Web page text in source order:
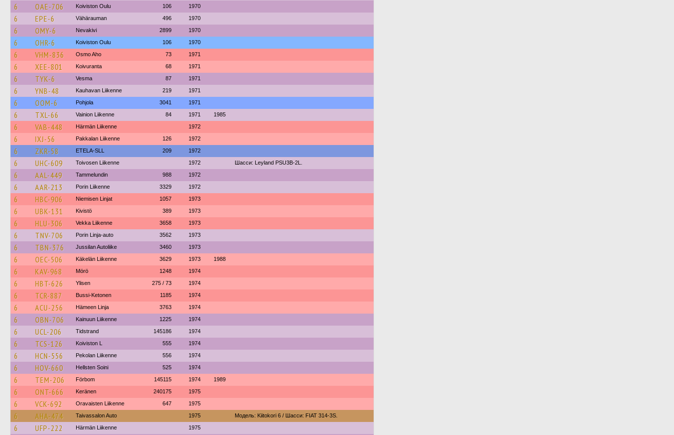
6 OAE-706 Koiviston Oulu 106 1970
6 EPE-6 Vähärauman 496 1970
6 OMY-6 Nevakivi 2899 1970
6 OHR-6 Koiviston Oulu 106 1970
6 VHM-836 Osmo Aho 73 1971
6 XEE-801 Koivuranta 68 1971
6 TYK-6 Vesma 87 1971
6 YNB-48 Kauhavan Liikenne 219 1971
6 OOM-6 Pohjola 3041 1971
6 TXL-66 Vainion Liikenne 84 1971 1985
6 VAB-448 Härmän Liikenne 1972
6 IXJ-56 Pakkalan Liikenne 126 1972
6 ZKR-58 ETELA-SLL 209 1972
6 UHC-609 Toivosen Liikenne 1972 Шасси: Leyland PSU3B-2L.
6 AAL-449 Tammelundin 988 1972
6 AAR-213 Porin Liikenne 3329 1972
6 HBC-906 Niemisen Linjat 1057 1973
6 UBK-131 Kivistö 389 1973
6 HLU-306 Vekka Liikenne 3658 1973
6 TNV-706 Porin Linja-auto 3562 1973
6 TBN-376 Jussilan Autoliike 3460 1973
6 OEC-506 Käkelän Liikenne 3629 1973 1988
6 KAV-968 Mörö 1248 1974
6 HBT-626 Ylisen 275 / 73 1974
6 TCR-887 Bussi-Ketonen 1185 1974
6 ACU-256 Hämeen Linja 3763 1974
6 OBN-706 Kainuun Liikenne 1225 1974
6 UCL-206 Tidstrand 145186 1974
6 TCS-126 Koiviston L 555 1974
6 HCN-556 Pekolan Liikenne 556 1974
6 HOV-660 Hellsten Soini 525 1974
6 TEM-206 Förbom 145115 1974 1989
6 ONT-666 Keränen 240175 1975
6 VCK-692 Oravaisten Liikenne 647 1975
6 AHA-474 Taivassalon Auto 1975 Модель: Kiitokori 6 / Шасси: FIAT 314-3S.
6 UFP-222 Härmän Liikenne 1975